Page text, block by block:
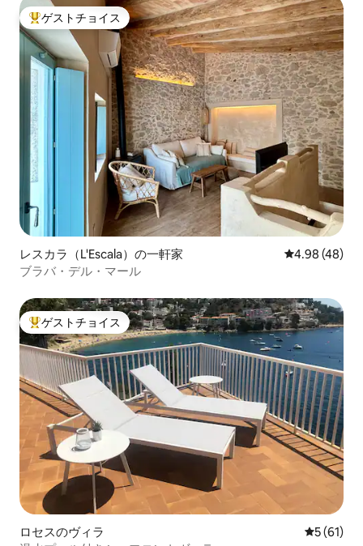
大好評のゲストチョイスです。
ゲストチョイス
レスカラ（L'Escala）の一軒家 レビュー48
4.98 (48)
ブラバ・デル・マール
大好評のゲストチョイスです。
ゲストチョイス
ロセスのヴィラ レビュー
5 (61)